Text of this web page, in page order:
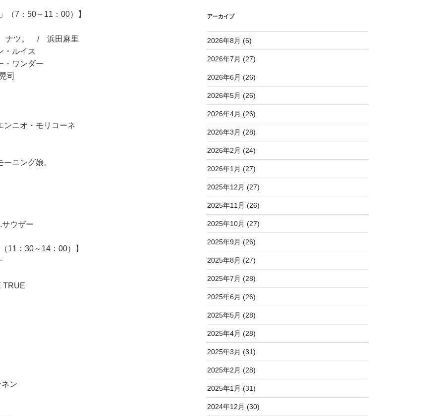
（7：50～11：00）】
ナツ。 / 浜田麻里
ルイス
ワンダー
司
ニオ・モリコーネ
ニング娘。
ウザー
11：30～14：00）】
ン
アーカイブ
2026年8月 (6)
2026年7月 (27)
2026年6月 (26)
2026年5月 (26)
2026年4月 (26)
2026年3月 (28)
2026年2月 (24)
2026年1月 (27)
2025年12月 (27)
2025年11月 (26)
2025年10月 (27)
2025年9月 (26)
2025年8月 (27)
2025年7月 (28)
2025年6月 (26)
2025年5月 (28)
2025年4月 (28)
2025年3月 (31)
2025年2月 (28)
2025年1月 (31)
2024年12月 (30)